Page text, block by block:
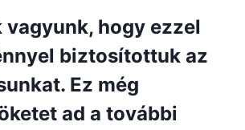
vagyunk, hogy ezzel
biztosítottuk az
Ez még
ad a további